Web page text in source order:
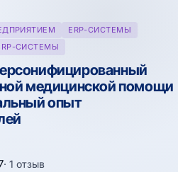
ERP-СИСТЕМЫ
СИСТЕМЫ
медицинской помощи
опыт
· 1 отзыв